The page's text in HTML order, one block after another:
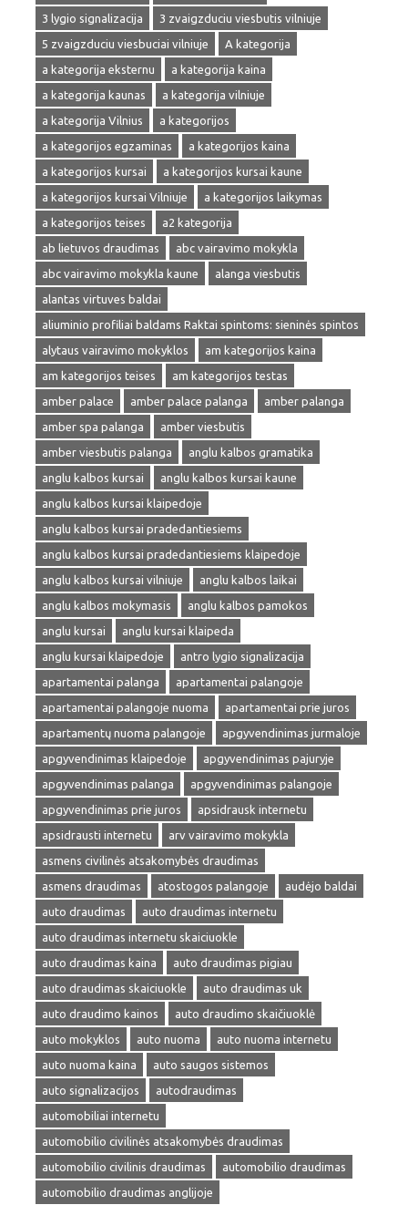
3 lygio signalizacija
3 zvaigzduciu viesbutis vilniuje
5 zvaigzduciu viesbuciai vilniuje
A kategorija
a kategorija eksternu
a kategorija kaina
a kategorija kaunas
a kategorija vilniuje
a kategorija Vilnius
a kategorijos
a kategorijos egzaminas
a kategorijos kaina
a kategorijos kursai
a kategorijos kursai kaune
a kategorijos kursai Vilniuje
a kategorijos laikymas
a kategorijos teises
a2 kategorija
ab lietuvos draudimas
abc vairavimo mokykla
abc vairavimo mokykla kaune
alanga viesbutis
alantas virtuves baldai
aliuminio profiliai baldams Raktai spintoms: sieninės spintos
alytaus vairavimo mokyklos
am kategorijos kaina
am kategorijos teises
am kategorijos testas
amber palace
amber palace palanga
amber palanga
amber spa palanga
amber viesbutis
amber viesbutis palanga
anglu kalbos gramatika
anglu kalbos kursai
anglu kalbos kursai kaune
anglu kalbos kursai klaipedoje
anglu kalbos kursai pradedantiesiems
anglu kalbos kursai pradedantiesiems klaipedoje
anglu kalbos kursai vilniuje
anglu kalbos laikai
anglu kalbos mokymasis
anglu kalbos pamokos
anglu kursai
anglu kursai klaipeda
anglu kursai klaipedoje
antro lygio signalizacija
apartamentai palanga
apartamentai palangoje
apartamentai palangoje nuoma
apartamentai prie juros
apartamentų nuoma palangoje
apgyvendinimas jurmaloje
apgyvendinimas klaipedoje
apgyvendinimas pajuryje
apgyvendinimas palanga
apgyvendinimas palangoje
apgyvendinimas prie juros
apsidrausk internetu
apsidrausti internetu
arv vairavimo mokykla
asmens civilinės atsakomybės draudimas
asmens draudimas
atostogos palangoje
audėjo baldai
auto draudimas
auto draudimas internetu
auto draudimas internetu skaiciuokle
auto draudimas kaina
auto draudimas pigiau
auto draudimas skaiciuokle
auto draudimas uk
auto draudimo kainos
auto draudimo skaičiuoklė
auto mokyklos
auto nuoma
auto nuoma internetu
auto nuoma kaina
auto saugos sistemos
auto signalizacijos
autodraudimas
automobiliai internetu
automobilio civilinės atsakomybės draudimas
automobilio civilinis draudimas
automobilio draudimas
automobilio draudimas anglijoje